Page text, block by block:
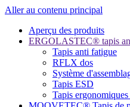
Aller au contenu principal
Aperçu des produits
ERGOLASTEC® tapis
Tapis anti fatigue
RFLX dos
Système
Tapis ESD
Tapis